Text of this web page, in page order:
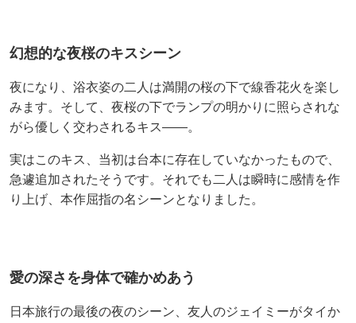
幻想的な夜桜のキスシーン
夜になり、浴衣姿の二人は満開の桜の下で線香花火を楽し
みます。そして、夜桜の下でランプの明かりに照らされな
がら優しく交わされるキス――。
実はこのキス、当初は台本に存在していなかったもので、
急遽追加されたそうです。それでも二人は瞬時に感情を作
り上げ、本作屈指の名シーンとなりました。
愛の深さを身体で確かめあう
日本旅行の最後の夜のシーン、友人のジェイミーがタイか